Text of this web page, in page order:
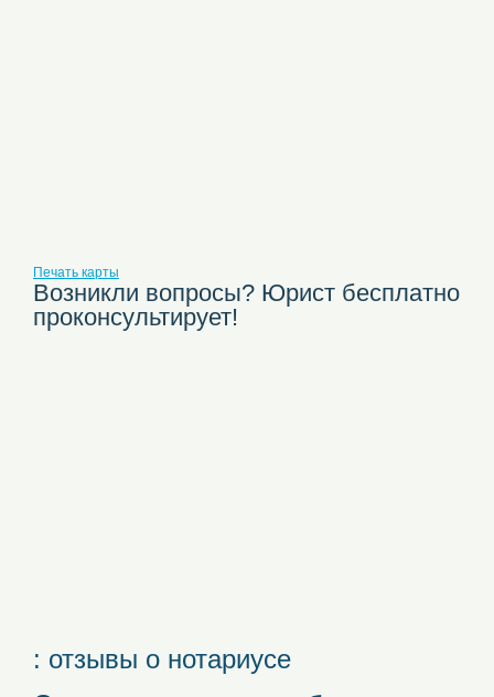
Печать карты
Возникли вопросы? Юрист бесплатно
проконсультирует!
: отзывы о нотариусе